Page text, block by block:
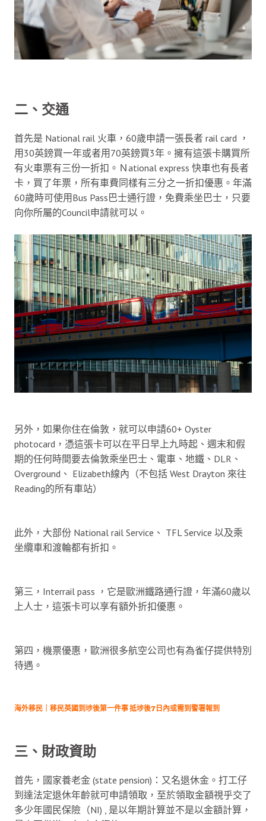
二、交通
首先是 National rail 火車，60歲申請一張長者 rail card ，
用30英鎊買一年或者用70英鎊買3年。擁有這張卡購買所
有火車票有三份一折扣。Ｎational express 快車也有長者
卡，買了年票，所有車費同樣有三分之一折扣優惠。年滿
60歲時可使用Bus Pass巴士通行證，免費乘坐巴士，只要
向你所屬的Council申請就可以。
另外，如果你住在倫敦，就可以申請60+ Oyster
photocard，憑這張卡可以在平日早上九時起、週末和假
期的任何時間要去倫敦乘坐巴士、電車、地鐵、DLR、
Overground、 Elizabeth線內（不包括 West Drayton 來往
Reading的所有車站）
此外，大部份 National rail Service、 TFL Service 以及乘
坐纜車和渡輪都有折扣。
第三，Interrail pass ，它是歐洲鐵路通行證，年滿60歲以
上人士，這張卡可以享有額外折扣優惠。
第四，機票優惠，歐洲很多航空公司也有為雀仔提供特別
待遇。
海外移民｜移民英國到埗後第一件事 抵埗後7日內或需到警署報到
三、財政資助
首先，國家養老金 (state pension)：又名退休金。打工仔
到達法定退休年齡就可申請領取，至於領取金額視乎交了
多少年國民保險（NI) , 是以年期計算並不是以金額計算，